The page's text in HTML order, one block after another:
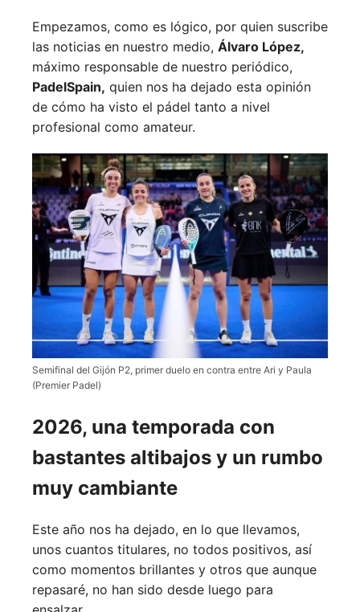
Empezamos, como es lógico, por quien suscribe
las noticias en nuestro medio, Álvaro López,
máximo responsable de nuestro periódico,
PadelSpain, quien nos ha dejado esta opinión
de cómo ha visto el pádel tanto a nivel
profesional como amateur.
Semifinal del Gijón P2, primer duelo en contra entre Ari y Paula
(Premier Padel)
2026, una temporada con
bastantes altibajos y un rumbo
muy cambiante
Este año nos ha dejado, en lo que llevamos,
unos cuantos titulares, no todos positivos, así
como momentos brillantes y otros que aunque
repasaré, no han sido desde luego para